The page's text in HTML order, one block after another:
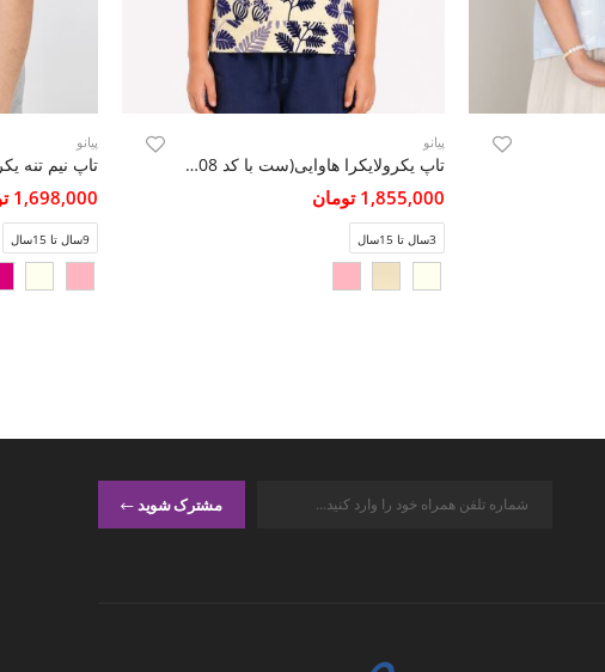
پیانو
تاپ یکرولایکرا هاوایی(ست با کد 10808)
1,855,000 تومان
3سال تا 15سال
پیانو
1,698,000 تومان
9سال تا 15سال
مشترک شوید